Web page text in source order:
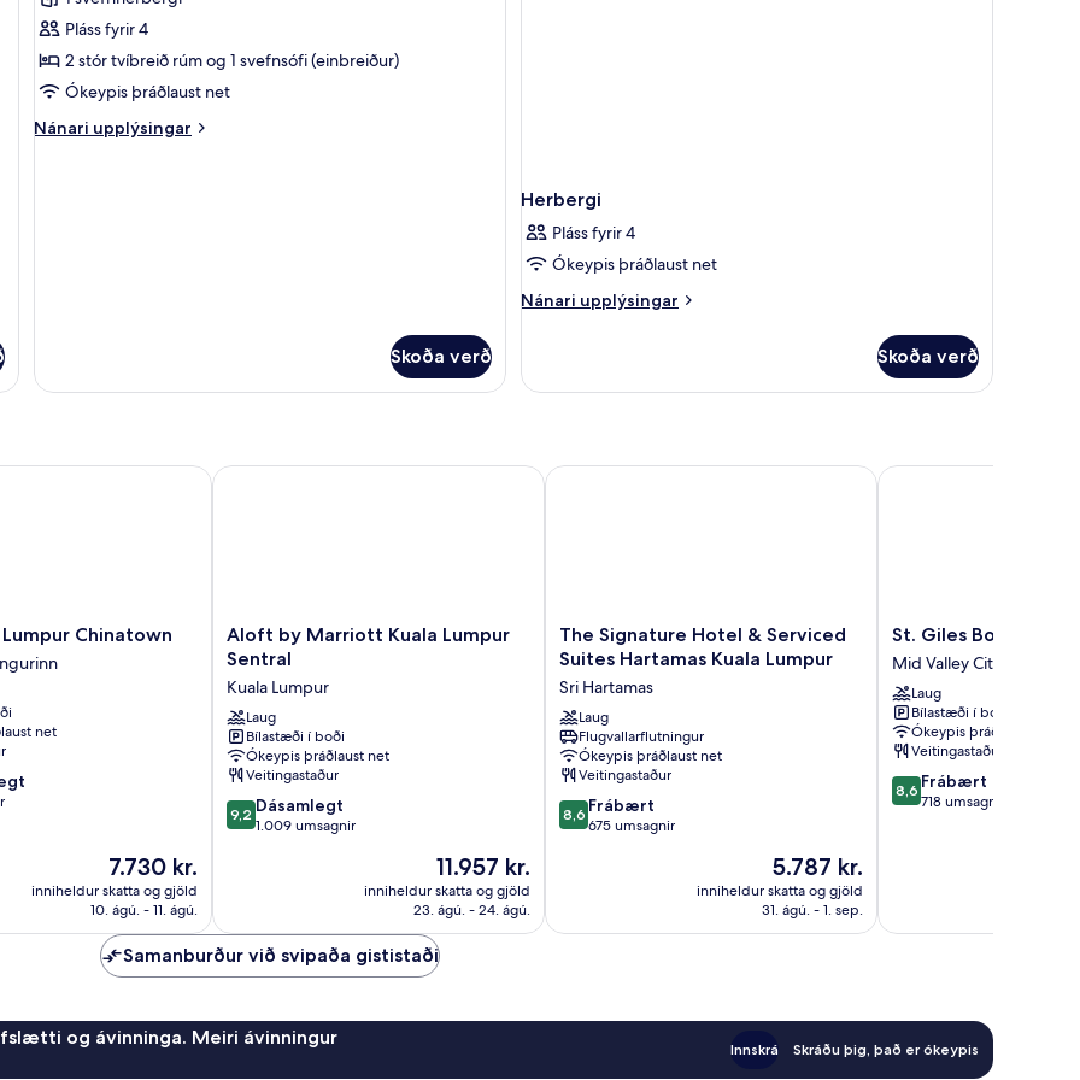
Sofabed)
Svíta
(Sky
Suite)
Pláss fyrir 4
2 stór tvíbreið rúm og 1 svefnsófi (einbreiður)
Ókeypis þráðlaust net
Nánari upplýsingar
Nánari
Skoða verð
Herbergi
Pláss fyrir 4
Ókeypis þráðlaust net
Nánari upplýsingar
Nánari
Skoða verð
Chinatown
net
Verðið
er
7.730 kr.
7.730 kr.
inniheldur skatta og gjöld
10. ágú. - 11. ágú.
Chinatown
Aloft
by
Kuala
Lumpur
Sentral
Kuala
Lumpur
Aloft by Marriott Kuala Lumpur
Sentral
Kuala Lumpur
Laug
Bílastæði í boði
Ókeypis þráðlaust net
Veitingastaður
9.2
af
9,2 Dásamlegt
1.009 umsagnir
Verðið
er
11.957 kr.
11.957 kr.
inniheldur skatta og gjöld
23. ágú. - 24. ágú.
Aloft by Marriott Kuala Lumpur Sentral
The
Signature
&
Serviced
Suites
Hartamas
Kuala
Lumpur
Sri
The Signature Hotel & Serviced
Suites Hartamas Kuala Lumpur
Sri Hartamas
Laug
Flugvallarflutningur
Ókeypis þráðlaust net
Veitingastaður
8.6
af
8,6 Frábært
675 umsagnir
Verðið
er
5.787 kr.
5.787 kr.
inniheldur skatta og gjöld
31. ágú. - 1. sep.
The Signature Hotel & Serviced Suites Hartamas Kuala
St.
Giles
Boulevard
Hotel
Mid
Valley
City
St. Giles Boulevard
Mid Valley City
Laug
Bílastæði í boði
Ókeypis þráðlaust net
Veitingastaður
8.6
af
8,6 Frábært
718 umsagnir
St. Giles Boulevard
Samanburður við svipaða gististaði
og ávinninga. Meiri ávinningur
Innskrá Skráðu þig, það er ókeypis